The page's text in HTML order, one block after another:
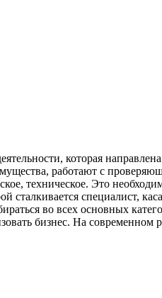
которая
работают с
техническое. Это
сталкивается специалист,
во всех основных
бизнес. На современном